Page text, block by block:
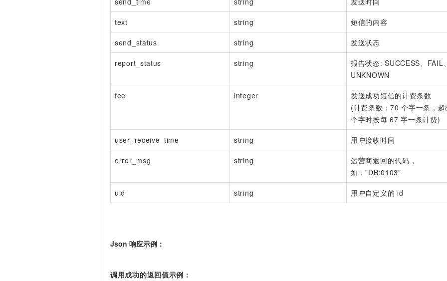
text string 短信的内容
send_status string 发送状态
report_status string
报告状态: SUCCESS、FAIL、
UNKNOWN
fee integer
发送成功短信的计费条数
(计费条数：70 个字一条，
个字时按每 67 字一条计费)
user_receive_time string 用户接收时间
error_msg string
运营商返回的代码，
如："DB:0103"
uid string 用户自定义的 id
Json 响应示例：
调用成功的返回值示例：